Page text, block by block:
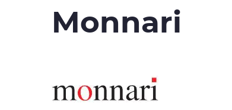
Monnari